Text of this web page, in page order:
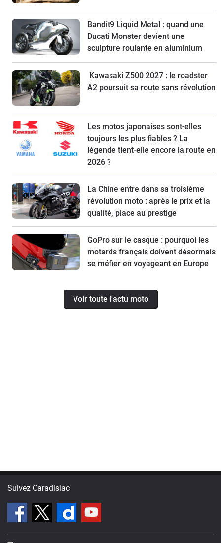
Bandit9 Liquid Metal : quand une
Ducati Monster devient une
sculpture roulante en aluminium
Kawasaki Z500 2027 : le roadster
A2 poursuit sa route sans révolution
Les motos japonaises sont-elles
toujours les plus fiables ? La
légende tient-elle encore la route en
2026 ?
La Chine entre dans sa troisième
révolution moto : après le prix et la
qualité, place au prestige
GoPro sur le casque : pourquoi les
motards français doivent désormais
se méfier en voyageant en Europe
Voir toute l'actu moto
Suivez Caradisiac